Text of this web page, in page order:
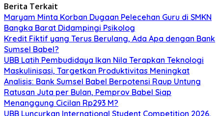
Berita Terkait
Maryam Minta Korban Dugaan Pelecehan Guru di SMKN
Bangka Barat Didampingi Psikolog
Kredit Fiktif yang Terus Berulang, Ada Apa dengan Bank
Sumsel Babel?
UBB Latih Pembudidaya Ikan Nila Terapkan Teknologi
Maskulinisasi, Targetkan Produktivitas Meningkat
Analisis: Bank Sumsel Babel Berpotensi Raup Untung
Ratusan Juta per Bulan, Pemprov Babel Siap
Menanggung Cicilan Rp293 M?
UBB Luncurkan International Student Competition 2026,